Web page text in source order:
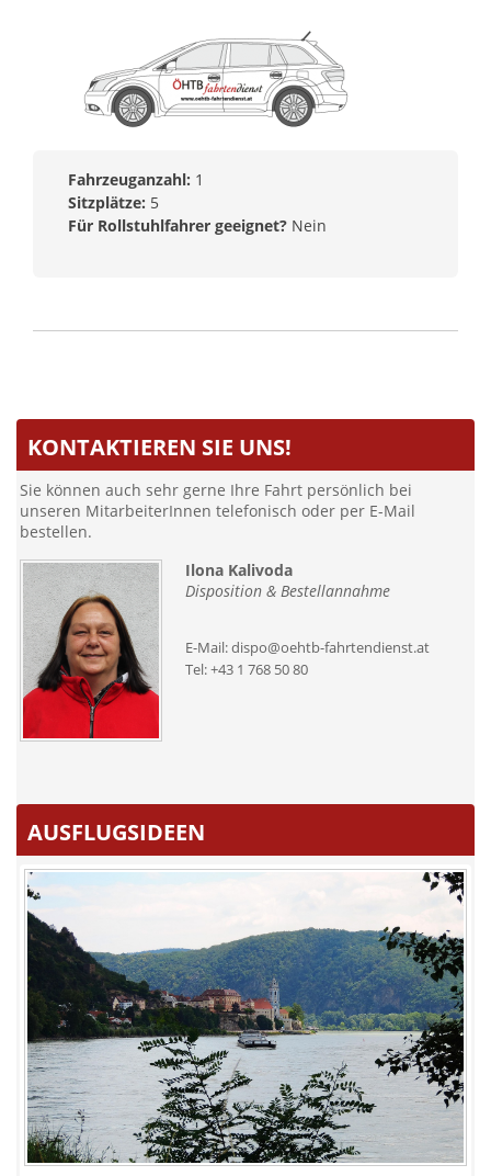
Fahrzeuganzahl: 1
Sitzplätze: 5
Für Rollstuhlfahrer geeignet? Nein
KONTAKTIEREN SIE UNS!
Sie können auch sehr gerne Ihre Fahrt persönlich bei
unseren MitarbeiterInnen telefonisch oder per E-Mail
bestellen.
Ilona Kalivoda
Disposition & Bestellannahme
E-Mail:dispo@oehtb-fahrtendienst.at
Tel:+43 1 768 50 80
AUSFLUGSIDEEN